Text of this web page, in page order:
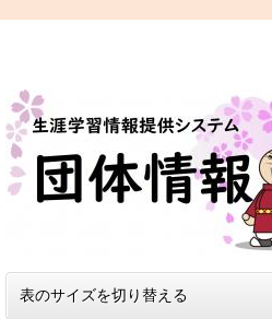
表のサイズを切り替える